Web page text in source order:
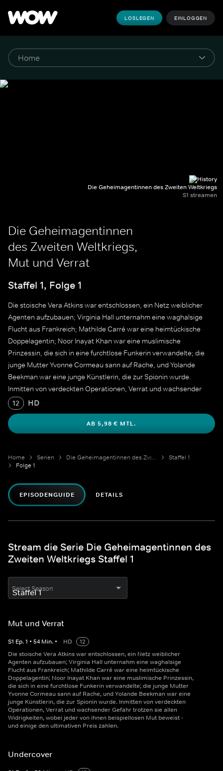
LOSLEGEN EINLOGGEN
Die Geheimagentinnen des Zweiten Weltkriegs
S1 streamen
Die Geheimagentinnen
des Zweiten Weltkriegs,
Mut und Verrat
Staffel 1, Folge 1
Die stoische Vera Atkins war entschlossen, ein Netz weiblicher
Agenten aufzubauen; Virginia Hall unternahm eine waghalsige
Flucht aus Frankreich; Mathilde Carré war eine heimtückische
Doppelagentin; Noor Inayat Khan war eine muslimische
Prinzessin, die sich in eine furchtlose Funkerin verwandelte; die
junge Mutter Yvonne Cormeau sann auf Rache, und Yolande
Beekman war eine junge Künstlerin, die zur Spionin wurde.
Inmitten von verdeckten Operationen, Verrat und wachsender
Gefahr trotzen sie allen Widrigkeiten, wobei jeder von ihnen
beispiellosen Mut beweist - und einige den ultimativen Preis
zahlen.
12 HD
AB 5,98 € MTL.
Home Serien Die Geheimagentinnen des Zweiten Weltkriegs
Staffel 1
Folge 1
EPISODENGUIDE DETAILS
Stream die Serie Die Geheimagentinnen des
Zweiten Weltkriegs Staffel 1
Select Season
Mut und Verrat
S1 Ep.1 • 54 Min. • HD
12
Die stoische Vera Atkins war entschlossen, ein Netz weiblicher
Agenten aufzubauen; Virginia Hall unternahm eine waghalsige
Flucht aus Frankreich; Mathilde Carré war eine heimtückische
Doppelagentin; Noor Inayat Khan war eine muslimische Prinzessin,
die sich in eine furchtlose Funkerin verwandelte; die junge Mutter
Yvonne Cormeau sann auf Rache, und Yolande Beekman war eine
junge Künstlerin, die zur Spionin wurde. Inmitten von verdeckten
Operationen, Verrat und wachsender Gefahr trotzen sie allen
Widrigkeiten, wobei jeder von ihnen beispiellosen Mut beweist -
und einige den ultimativen Preis zahlen.
Undercover